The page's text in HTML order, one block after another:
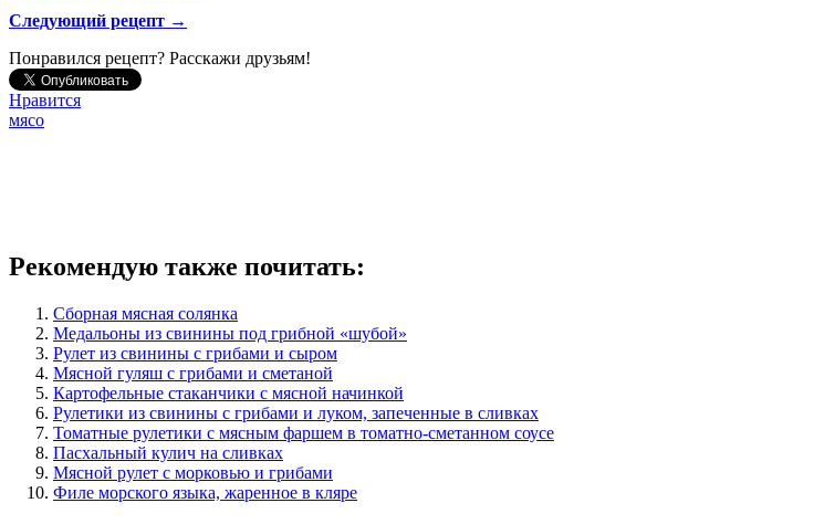
Следующий рецепт →
Понравился рецепт? Расскажи друзьям!
Нравится
мясо
Рекомендую также почитать:
Сборная мясная солянка
Медальоны из свинины под грибной «шубой»
Рулет из свинины с грибами и сыром
Мясной гуляш с грибами и сметаной
Картофельные стаканчики с мясной начинкой
Рулетики из свинины с грибами и луком, запеченные в сливках
Томатные рулетики с мясным фаршем в томатно-сметанном соусе
Пасхальный кулич на сливках
Мясной рулет с морковью и грибами
Филе морского языка, жаренное в кляре